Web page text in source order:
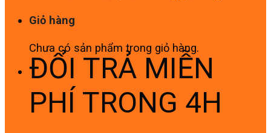
Giỏ hàng
Chưa có sản phẩm trong giỏ hàng.
ĐỔI TRẢ MIỄN
PHÍ TRONG 4H